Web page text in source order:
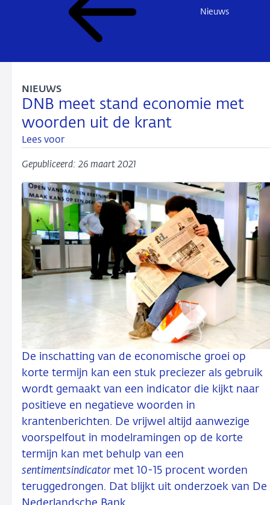
Nieuws
DNB meet stand economie met
woorden uit de krant
NIEUWS
Lees voor
Gepubliceerd: 26 maart 2021
De inschatting van de economische groei op
korte termijn kan een stuk preciezer als gebruik
wordt gemaakt van een indicator die kijkt naar
positieve en negatieve woorden in
krantenberichten. De vrijwel altijd aanwezige
voorspelfout in modelramingen op de korte
termijn kan met behulp van een
sentimentsindicator met 10-15 procent worden
teruggedrongen. Dat blijkt uit onderzoek van De